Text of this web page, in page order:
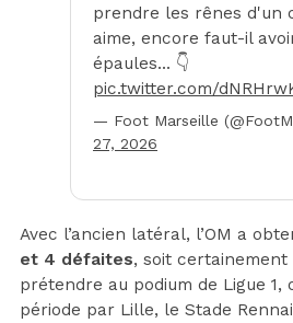
prendre les rênes d'un
aime, encore faut-il
épaules… 👇
pic.twitter.com/
— Foot Marseille
27, 2026
Avec l’ancien latéral, l’OM a
et 4 défaites, soit certainement
prétendre au podium de Ligue 1,
période par Lille, le Stade